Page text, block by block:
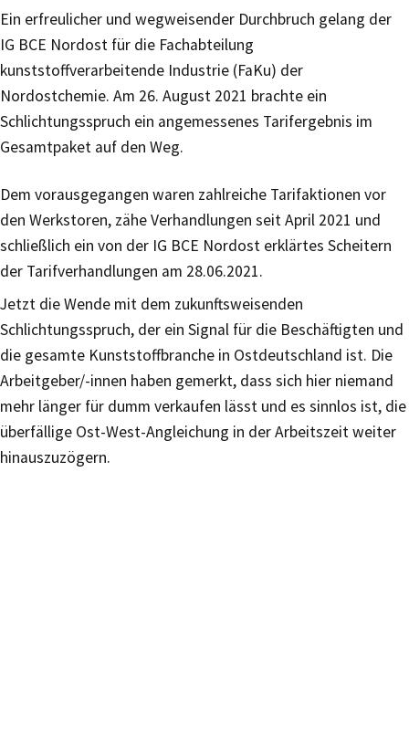
Ein erfreulicher und wegweisender Durchbruch gelang der
IG BCE Nordost für die Fachabteilung
kunststoffverarbeitende Industrie (FaKu) der
Nordostchemie. Am 26. August 2021 brachte ein
Schlichtungsspruch ein angemessenes Tarifergebnis im
Gesamtpaket auf den Weg.
Dem vorausgegangen waren zahlreiche Tarifaktionen vor
den Werkstoren, zähe Verhandlungen seit April 2021 und
schließlich ein von der IG BCE Nordost erklärtes Scheitern
der Tarifverhandlungen am 28.06.2021.
Jetzt die Wende mit dem zukunftsweisenden
Schlichtungsspruch, der ein Signal für die Beschäftigten und
die gesamte Kunststoffbranche in Ostdeutschland ist. Die
Arbeitgeber/-innen haben gemerkt, dass sich hier niemand
mehr länger für dumm verkaufen lässt und es sinnlos ist, die
überfällige Ost-West-Angleichung in der Arbeitszeit weiter
hinauszuzögern.